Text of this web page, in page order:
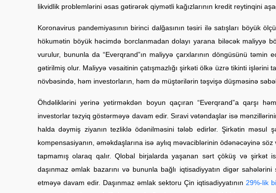
likvidlik problemlərini əsas gətirərək qiymətli kağızlarının kredit reytinqini
Koronavirus pandemiyasının birinci dalğasının təsiri ilə satışları böyük
hökumətin böyük həcimdə borclanmadan dolayı yarana biləcək maliyyə
vurulur, bununla da “Everqrand”ın maliyyə çarxlarının döngüsünü təmin
gətirilmiş olur. Maliyyə vəsaitinin çatışmazlığı şirkəti ölkə üzrə tikinti işlərini
növbəsində, həm investorların, həm də müştərilərin təşvişə düşməsinə
Öhdəliklərini yerinə yetirməkdən boyun qaçıran “Everqrand”a qarşı
investorlar təzyiq göstərməyə davam edir. Sıravi vətəndaşlar isə
halda dəymiş ziyanın tezliklə ödənilməsini tələb edirlər. Şirkətin məsul
kompensasiyanın, əməkdaşlarına isə aylıq məvaciblərinin ödənəcəyinə
tapmamış olaraq qalır. Qlobal birjalarda yaşanan sərt çöküş və şirkət
daşınmaz əmlak bazarını və bununla bağlı iqtisadiyyatın digər
etməyə davam edir. Daşınmaz əmlak sektoru Çin iqtisadiyyatının 29%-lik